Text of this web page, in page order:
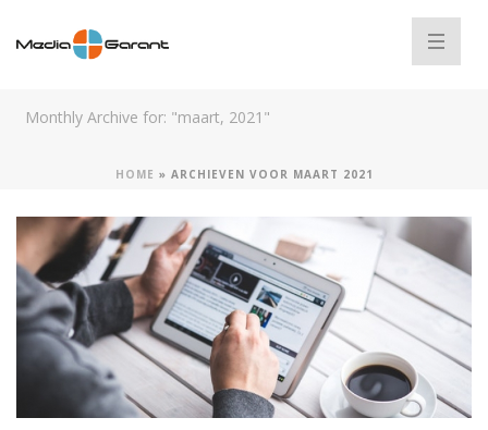
Monthly Archive for: "maart, 2021"
HOME » ARCHIEVEN VOOR MAART 2021